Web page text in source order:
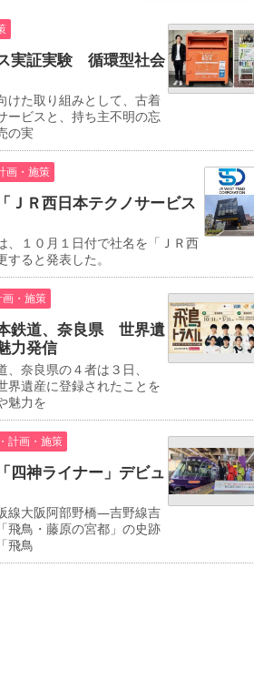
実証実験 循環型社会
た取り組みとして、古着
ービスと、持ち主不明の忘
の実
画・施策
Ｒ西日本テクノサービス
１０月１日付で社名を「ＪＲ西
ると発表した。
・施策
鉄道、奈良県 世界遺
力発信
奈良県の４者は３日、
界遺産に登録されたことを
魅力を
計画・施策
神ライナー」デビュ
線大阪阿部野橋―吉野線吉
飛鳥・藤原の宮都」の史跡
飛鳥